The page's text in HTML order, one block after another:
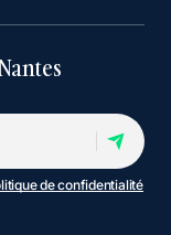
de confidentialité